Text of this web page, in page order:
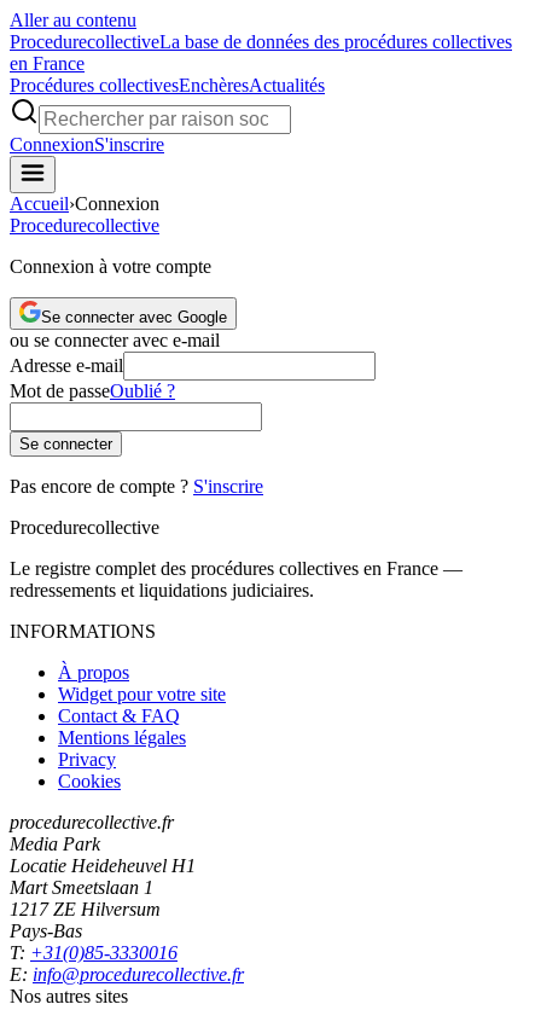
Aller au contenu
ProcedurecollectiveLa base de données des procédures collectives
en France
Procédures collectivesEnchèresActualités
ConnexionS'inscrire
Accueil›Connexion
Procedurecollective
Connexion à votre compte
Se connecter avec Google
ou se connecter avec e-mail
Adresse e-mail
Mot de passeOublié ?
Se connecter
Pas encore de compte ? S'inscrire
Procedurecollective
Le registre complet des procédures collectives en France —
redressements et liquidations judiciaires.
INFORMATIONS
À propos
Widget pour votre site
Contact & FAQ
Mentions légales
Privacy
Cookies
procedurecollective.fr
Media Park
Locatie Heideheuvel H1
Mart Smeetslaan 1
1217 ZE Hilversum
Pays-Bas
T: +31(0)85-3330016
E: info@procedurecollective.fr
Nos autres sites